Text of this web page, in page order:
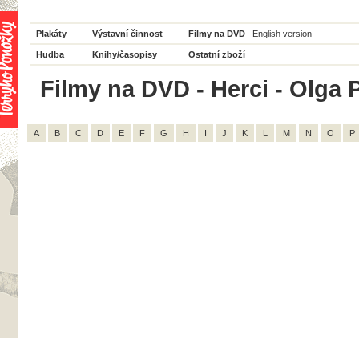
Plakáty Výstavní činnost Filmy na DVD English version
Hudba Knihy/časopisy Ostatní zboží
Filmy na DVD - Herci - Olga
A B C D E F G H I J K L M N O P